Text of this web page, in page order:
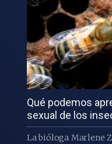
Qué podemos
sexual de los
La bióloga Marlene